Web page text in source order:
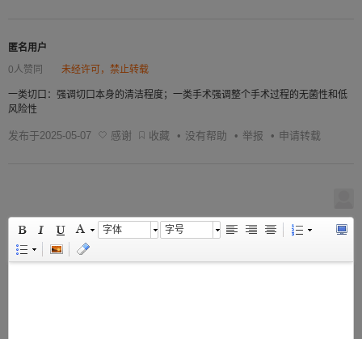
匿名用户
0人赞同
未经许可，禁止转载
一类切口：强调切口本身的清洁程度；一类手术强调整个手术过程的无菌性和低
风险性
发布于2025-05-07 感谢 收藏 • 没有帮助 • 举报 • 申请转载
字体 字号